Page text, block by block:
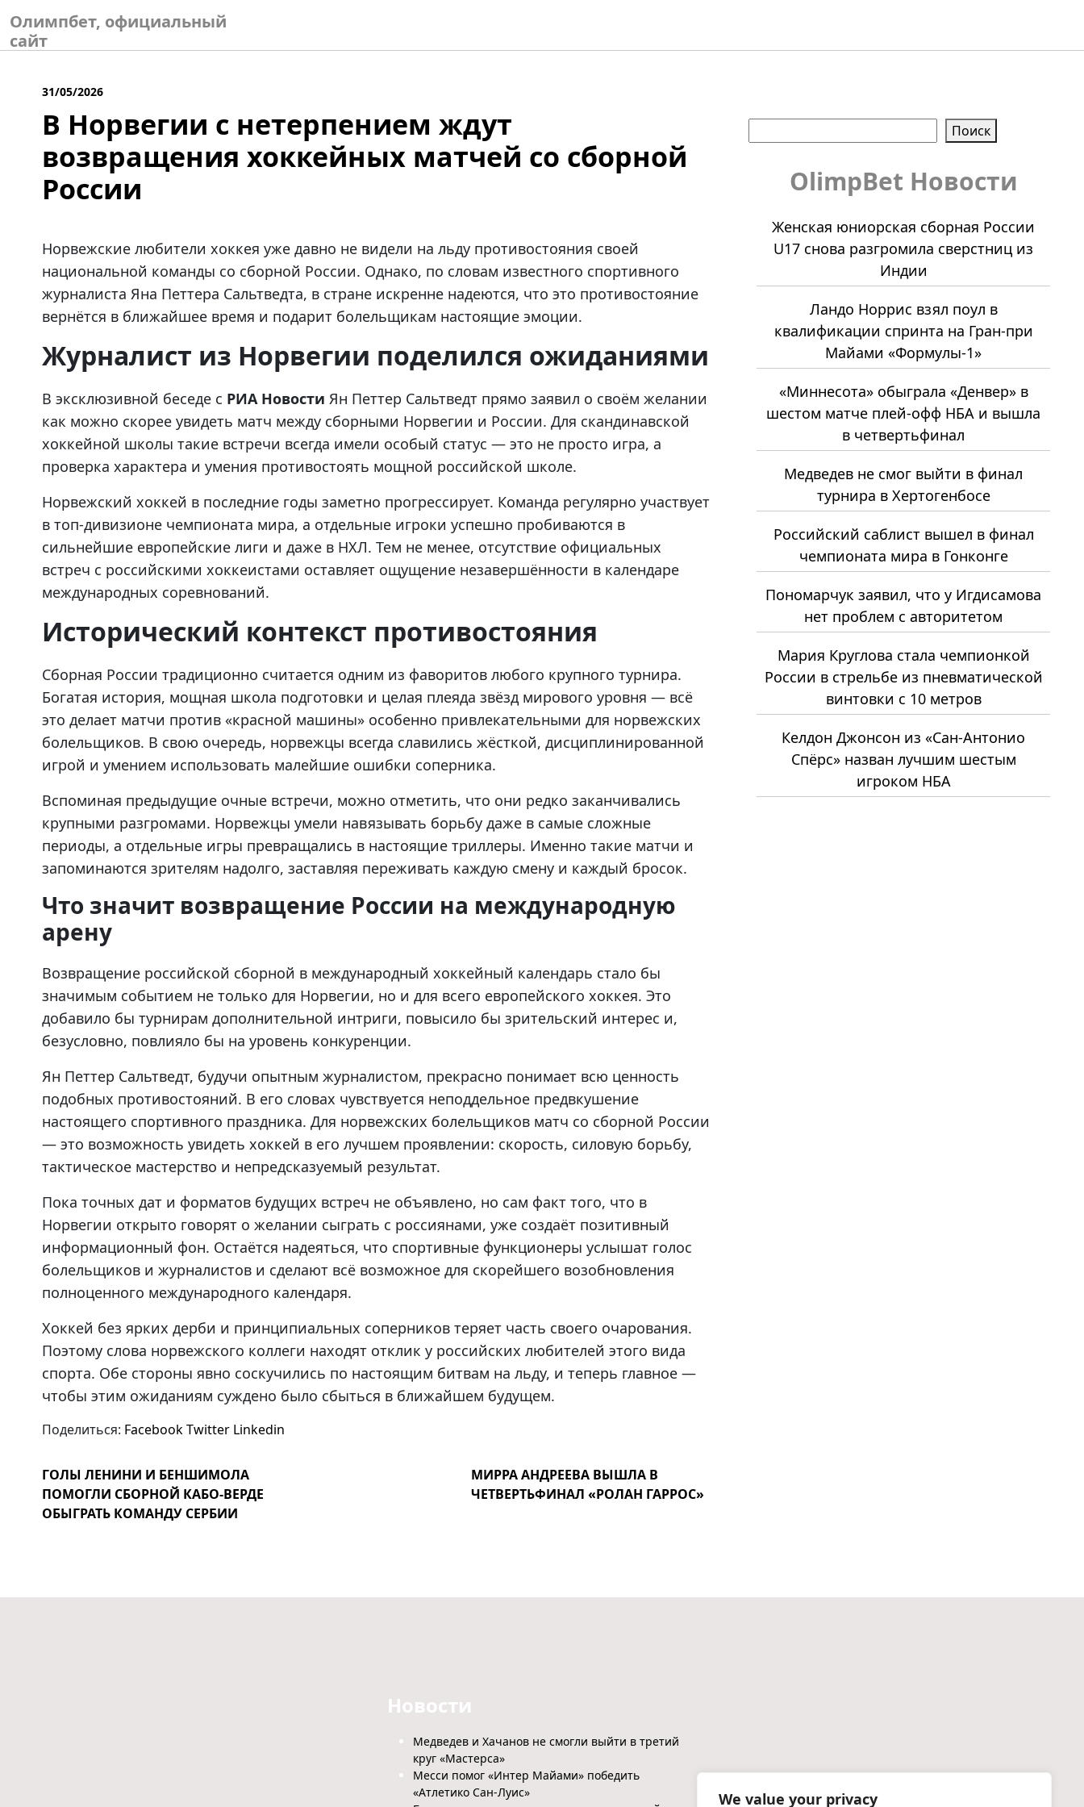
We value your privacy
to
content
Олимпбет, официальный
сайт
31/05/2026
В Норвегии с нетерпением ждут
возвращения хоккейных матчей со сборной
России
Норвежские любители хоккея уже давно не видели на льду противостояния своей
национальной команды со сборной России. Однако, по словам известного спортивного
журналиста Яна Петтера Сальтведта, в стране искренне надеются, что это противостояние
вернётся в ближайшее время и подарит болельщикам настоящие эмоции.
Журналист из Норвегии поделился ожиданиями
В эксклюзивной беседе с РИА Новости Ян Петтер Сальтведт прямо заявил о своём желании
как можно скорее увидеть матч между сборными Норвегии и России. Для скандинавской
хоккейной школы такие встречи всегда имели особый статус — это не просто игра, а
проверка характера и умения противостоять мощной российской школе.
Норвежский хоккей в последние годы заметно прогрессирует. Команда регулярно участвует
в топ-дивизионе чемпионата мира, а отдельные игроки успешно пробиваются в
сильнейшие европейские лиги и даже в НХЛ. Тем не менее, отсутствие официальных
встреч с российскими хоккеистами оставляет ощущение незавершённости в календаре
международных соревнований.
Исторический контекст противостояния
Сборная России традиционно считается одним из фаворитов любого крупного турнира.
Богатая история, мощная школа подготовки и целая плеяда звёзд мирового уровня — всё
это делает матчи против «красной машины» особенно привлекательными для норвежских
болельщиков. В свою очередь, норвежцы всегда славились жёсткой, дисциплинированной
игрой и умением использовать малейшие ошибки соперника.
Вспоминая предыдущие очные встречи, можно отметить, что они редко заканчивались
крупными разгромами. Норвежцы умели навязывать борьбу даже в самые сложные
периоды, а отдельные игры превращались в настоящие триллеры. Именно такие матчи и
запоминаются зрителям надолго, заставляя переживать каждую смену и каждый бросок.
Что значит возвращение России на международную
арену
Возвращение российской сборной в международный хоккейный календарь стало бы
значимым событием не только для Норвегии, но и для всего европейского хоккея. Это
добавило бы турнирам дополнительной интриги, повысило бы зрительский интерес и,
безусловно, повлияло бы на уровень конкуренции.
Ян Петтер Сальтведт, будучи опытным журналистом, прекрасно понимает всю ценность
подобных противостояний. В его словах чувствуется неподдельное предвкушение
настоящего спортивного праздника. Для норвежских болельщиков матч со сборной России
— это возможность увидеть хоккей в его лучшем проявлении: скорость, силовую борьбу,
тактическое мастерство и непредсказуемый результат.
Пока точных дат и форматов будущих встреч не объявлено, но сам факт того, что в
Норвегии открыто говорят о желании сыграть с россиянами, уже создаёт позитивный
информационный фон. Остаётся надеяться, что спортивные функционеры услышат голос
болельщиков и журналистов и сделают всё возможное для скорейшего возобновления
полноценного международного календаря.
Хоккей без ярких дерби и принципиальных соперников теряет часть своего очарования.
Поэтому слова норвежского коллеги находят отклик у российских любителей этого вида
спорта. Обе стороны явно соскучились по настоящим битвам на льду, и теперь главное —
чтобы этим ожиданиям суждено было сбыться в ближайшем будущем.
Поделиться: FacebookTwitter Linkedin
ГОЛЫ ЛЕНИНИ И БЕНШИМОЛА
ПОМОГЛИ СБОРНОЙ КАБО-ВЕРДЕ
ОБЫГРАТЬ КОМАНДУ СЕРБИИ
МИРРА АНДРЕЕВА ВЫШЛА В
ЧЕТВЕРТЬФИНАЛ «РОЛАН ГАРРОС»
Поиск
OlimpBet Новости
Женская юниорская сборная России
U17 снова разгромила сверстниц из
Индии
Ландо Норрис взял поул в
квалификации спринта на Гран-при
Майами «Формулы-1»
«Миннесота» обыграла «Денвер» в
шестом матче плей-офф НБА и вышла
в четвертьфинал
Медведев не смог выйти в финал
турнира в Хертогенбосе
Российский саблист вышел в финал
чемпионата мира в Гонконге
Пономарчук заявил, что у Игдисамова
нет проблем с авторитетом
Мария Круглова стала чемпионкой
России в стрельбе из пневматической
винтовки с 10 метров
Келдон Джонсон из «Сан-Антонио
Спёрс» назван лучшим шестым
игроком НБА
Новости
Медведев и Хачанов не смогли выйти в третий
круг «Мастерса»
Месси помог «Интер Майами» победить
«Атлетико Сан-Луис»